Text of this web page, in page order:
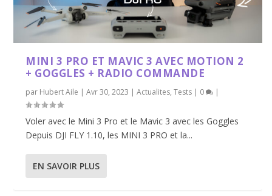
MINI 3 PRO ET MAVIC 3 AVEC MOTION 2
+ GOGGLES + RADIO COMMANDE
par Hubert Aile |Avr 30, 2023 |Actualites,Tests | 0 |
Voler avec le Mini 3 Pro et le Mavic 3 avec les Goggles
Depuis DJI FLY 1.10, les MINI 3 PRO et la...
EN SAVOIR PLUS